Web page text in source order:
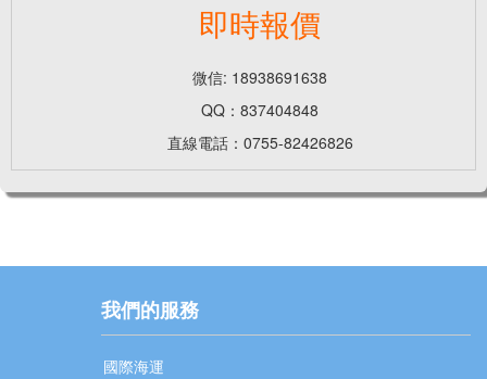
即時報價
微信: 18938691638
QQ：837404848
直線電話：0755-82426826
我們的服務
國際海運